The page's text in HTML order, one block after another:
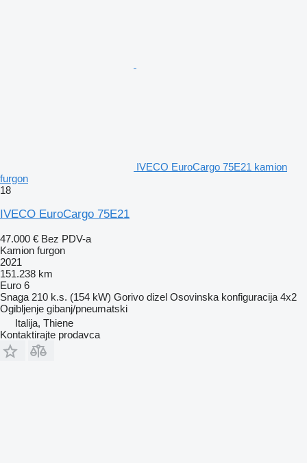
IVECO EuroCargo 75E21 kamion
furgon
18
IVECO EuroCargo 75E21
47.000 € Bez PDV-a
Kamion furgon
2021
151.238 km
Euro 6
Snaga 210 k.s. (154 kW) Gorivo dizel Osovinska konfiguracija 4x2
Ogibljenje gibanj/pneumatski
Italija, Thiene
Kontaktirajte prodavca